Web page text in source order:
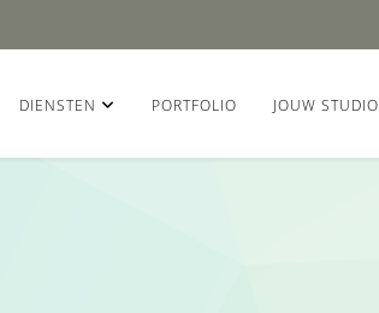
DIENSTEN PORTFOLIO JOUW STUDIO